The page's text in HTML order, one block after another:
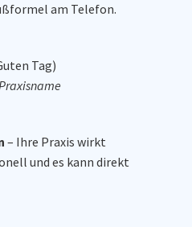
am Telefon.
Tag)
– Ihre Praxis wirkt
und es kann direkt